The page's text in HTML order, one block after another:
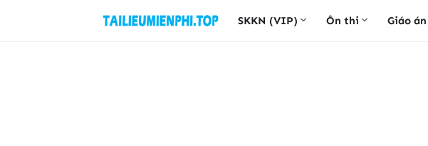
SKKN (VIP) Ôn thi Giáo án